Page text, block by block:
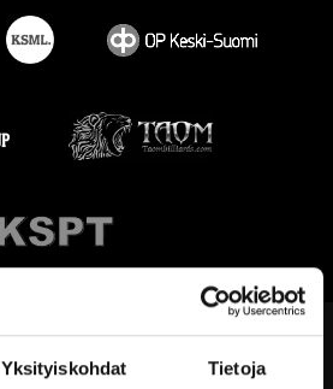
Yksityiskohdat Tietoja